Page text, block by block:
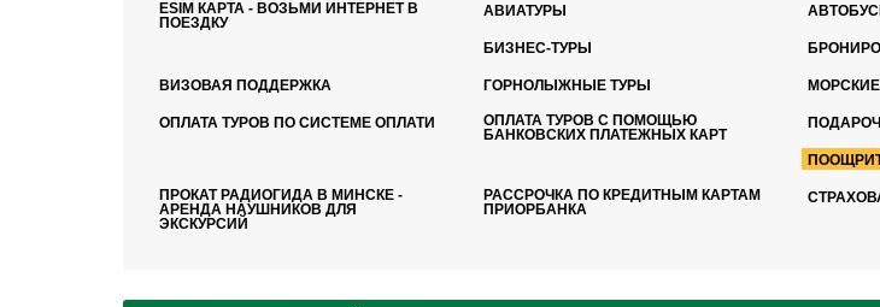
ESIM КАРТА - ВОЗЬМИ ИНТЕРНЕТ В
ПОЕЗДКУ
АВИАТУРЫ
БИЗНЕС-ТУРЫ
ВИЗОВАЯ ПОДДЕРЖКА ГОРНОЛЫЖНЫЕ ТУРЫ
ОПЛАТА ТУРОВ ПО СИСТЕМЕ ОПЛАТИ
ОПЛАТА ТУРОВ С ПОМОЩЬЮ
БАНКОВСКИХ ПЛАТЕЖНЫХ КАРТ
ПРОКАТ РАДИОГИДА В МИНСКЕ -
АРЕНДА НАУШНИКОВ ДЛЯ
ЭКСКУРСИЙ
РАССРОЧКА ПО КРЕДИТНЫМ КАРТАМ
ПРИОРБАНКА